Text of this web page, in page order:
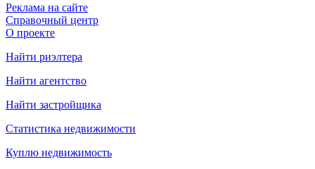
Реклама на сайте
Справочный центр
О проекте
Найти риэлтера
Найти агентство
Найти застройщика
Статистика недвижимости
Куплю недвижимость